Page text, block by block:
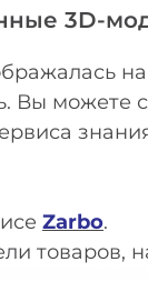
3D-
Вы можете
Zarbo.
товаров,